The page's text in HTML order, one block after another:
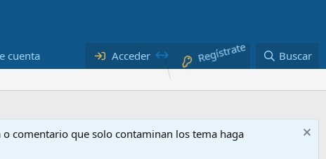
cuenta Acceder Regístrate Buscar
comentario que solo contaminan los tema haga